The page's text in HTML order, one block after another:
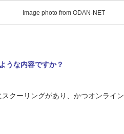
Image photo from ODAN-NET
うな内容ですか？
クーリングがあり、かつオンライ